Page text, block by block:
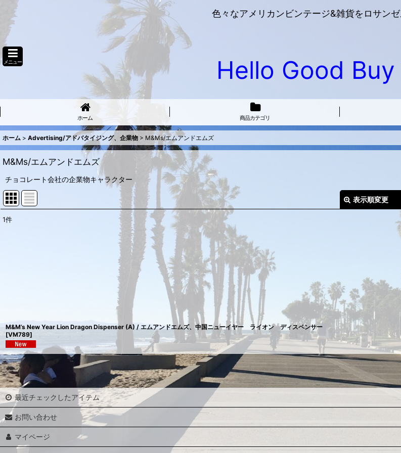
色々なアメリカンビンテージ&雑貨をロサン
メニュー Hello Good
ホーム 商品カテゴリ
ホーム > Advertising/アドバタイジング、企業物 > M&Ms/エムアンドエムズ
M&Ms/エムアンドエムズ
チョコレート会社の企業物キャラクター
表示順変更
絞り込む
1件
M&M’s New Year Lion Dragon Dispenser (A) / エムアンドエムズ、中国ニューイヤー ライオン ディスペンサー
[VM789]
最近チェックしたアイテム
お問い合わせ
マイページ